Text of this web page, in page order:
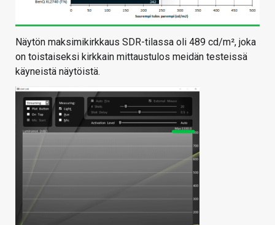
Näytön maksimikirkkaus SDR-tilassa oli 489 cd/m², joka
on toistaiseksi kirkkain mittaustulos meidän testeissä
käyneistä näytöistä.